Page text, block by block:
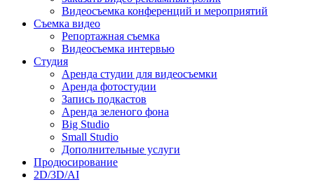
Видеосъемка конференций и мероприятий
Съемка видео
Репортажная съемка
Видеосъемка интервью
Студия
Аренда студии для видеосъемки
Аренда фотостудии
Запись подкастов
Аренда зеленого фона
Big Studio
Small Studio
Дополнительные услуги
Продюсирование
2D/3D/AI